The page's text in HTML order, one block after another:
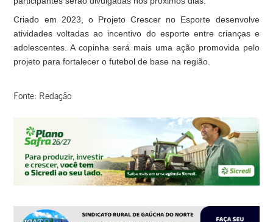
Criado em 2023, o Projeto Crescer no Esporte desenvolve
atividades voltadas ao incentivo do esporte entre crianças e
adolescentes. A copinha será mais uma ação promovida pelo
projeto para fortalecer o futebol de base na região.
Fonte: Redação